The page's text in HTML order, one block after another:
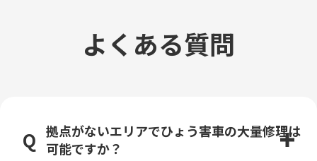
よくある質問
拠点がないエリアでひょう害車の大量修理は
可能ですか？